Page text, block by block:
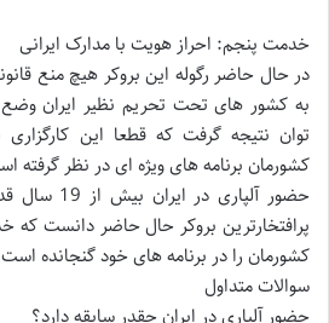
خدمت پنجم: احراز هویت با مدارک ایرانی
در حال حاضر رگوله این بروکر هیچ منع
به کشور های تحت تحریم نظیر ایران
توان نتیجه گرفت که قطعا این کارگزاری
کشورمان برنامه های ویژه ای در نظر گرفته
حضور
پرافتخارترین بروکر حال حاضر دانست که
کشورمان را در برنامه های خود گنجانده
سوالات متداول
حضور آلپاری در ایران چقدر سابقه دارد؟